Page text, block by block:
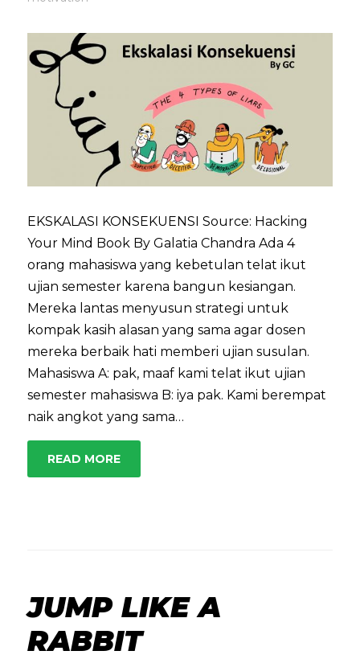
EKSKALASI KONSEKUENSI Source: Hacking
Your Mind Book By Galatia Chandra Ada 4
orang mahasiswa yang kebetulan telat ikut
ujian semester karena bangun kesiangan.
Mereka lantas menyusun strategi untuk
kompak kasih alasan yang sama agar dosen
mereka berbaik hati memberi ujian susulan.
Mahasiswa A: pak, maaf kami telat ikut ujian
semester mahasiswa B: iya pak. Kami berempat
naik angkot yang sama…
READ MORE
JUMP LIKE A
RABBIT